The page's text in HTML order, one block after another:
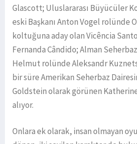
Glascott; Uluslararası Büyücüler
eski Başkanı Anton Vogel rolünde
koltuğuna aday olan Vicência
Fernanda Cândido; Alman
Helmut rolünde Aleksandr
bir süre Amerikan Seherbaz
Goldstein olarak görünen
alıyor.
Onlara ek olarak, insan olmayan